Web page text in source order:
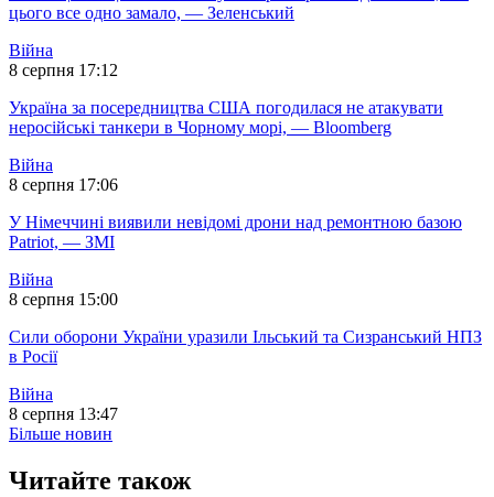
цього все одно замало, — Зеленський
Війна
8 серпня 17:12
Україна за посередництва США погодилася не атакувати
неросійські танкери в Чорному морі, — Bloomberg
Війна
8 серпня 17:06
У Німеччині виявили невідомі дрони над ремонтною базою
Patriot, — ЗМІ
Війна
8 серпня 15:00
Сили оборони України уразили Ільський та Сизранський НПЗ
в Росії
Війна
8 серпня 13:47
Більше новин
Читайте також